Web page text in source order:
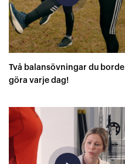
Två balansövningar du borde
göra varje dag!